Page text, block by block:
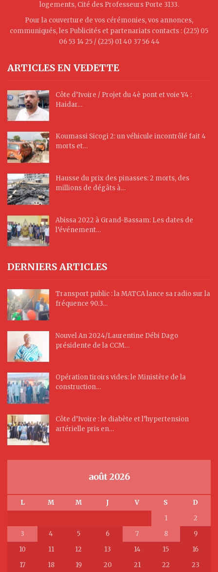
logements, Cité des Professeurs Porte 3133.
Pour la couverture de vos cérémonies, vos annonces,
communiqués, les Publicités et partenariats contacts : (225) 05
06 53 14 25 / (225) 01 40 37 56 44
ARTICLES EN VEDETTE
Côte d’Ivoire / Projet du 4è pont et voie Y4 :
Haidar…
Koumassi Sicogi 2: un véhicule incontrôlé fait 4
morts et…
Hausse du prix des pinasses: 2 morts, des
millions de dégâts à…
Abissa 2022 à Grand-Bassam: Les dates de
l’événement…
DERNIERS ARTICLES
Transport public : la MATCA lance sa radio sur la
fréquence 90.3…
Nouvel An 2024/Laurentine Débi Dago
présidente de la CCM…
Opération tiroirs vides: le Ministère de la
construction…
Côte d’Ivoire : le diabète et l’hypertension
artérielle pris en…
août 2026
L M M J V S
D
1
2
3
4 5 6 7 8
9
10
11 12 13 14 15
16
17
18 19 20 21 22 23